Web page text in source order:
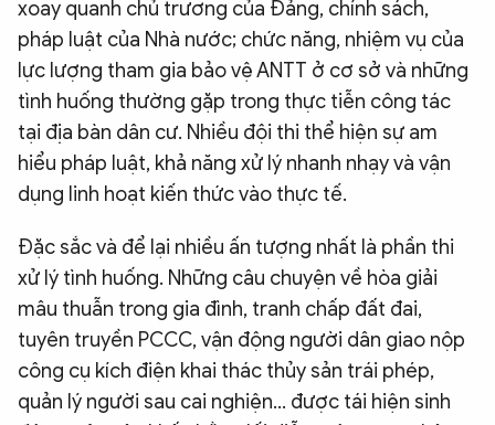
xoay quanh chủ trương của Đảng, chính sách,
pháp luật của Nhà nước; chức năng, nhiệm vụ của
lực lượng tham gia bảo vệ ANTT ở cơ sở và những
tình huống thường gặp trong thực tiễn công tác
tại địa bàn dân cư. Nhiều đội thi thể hiện sự am
hiểu pháp luật, khả năng xử lý nhanh nhạy và vận
dụng linh hoạt kiến thức vào thực tế.
Đặc sắc và để lại nhiều ấn tượng nhất là phần thi
xử lý tình huống. Những câu chuyện về hòa giải
mâu thuẫn trong gia đình, tranh chấp đất đai,
tuyên truyền PCCC, vận động người dân giao nộp
công cụ kích điện khai thác thủy sản trái phép,
quản lý người sau cai nghiện… được tái hiện sinh